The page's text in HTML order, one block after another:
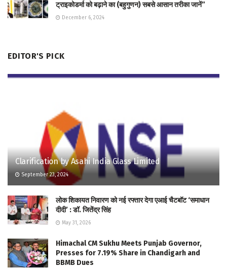
ट्राइकोडर्मा को बढ़ाने का (बहुगुणन) सबसे आसान तरीका जानें”
December 6, 2024
EDITOR'S PICK
Clarification by Asahi India Glass Limited
September 23, 2024
लोक शिकायत निवारण को नई रफ्तार देगा एआई चैटबॉट ‘समाधान
दीदी’ : डॉ. जितेंद्र सिंह
May 31, 2026
Himachal CM Sukhu Meets Punjab Governor,
Presses for 7.19% Share in Chandigarh and
BBMB Dues